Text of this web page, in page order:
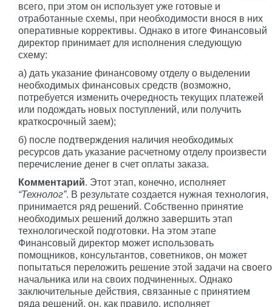
всего, при этом он использует уже готовые и
отработанные схемы, при необходимости внося в них
оперативные коррективы. Однако в итоге Финансовый
директор принимает для исполнения следующую
схему:
а) дать указание финансовому отделу о выделении
необходимых финансовых средств (возможно,
потребуется изменить очередность текущих платежей
или подождать новых поступлений, или получить
краткосрочный заем);
б) после подтверждения наличия необходимых
ресурсов дать указание расчетному отделу произвести
перечисление денег в счет оплаты заказа.
Комментарий. Этот этап, конечно, исполняет
“Технолог”. В результате создается нужная технология,
принимается ряд решений. Собственно принятие
необходимых решений должно завершить этап
технологической подготовки. На этом этапе
Финансовый директор может использовать
помощников, консультантов, советников, он может
попытаться переложить решение этой задачи на своего
начальника или на своих подчиненных. Однако
заключительные действия, связанные с принятием
ряда решений, он, как правило, исполняет